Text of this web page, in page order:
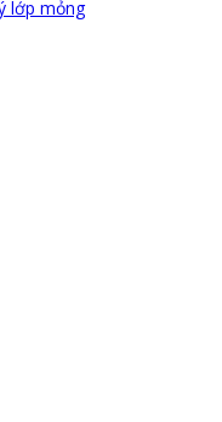
lớp mỏng